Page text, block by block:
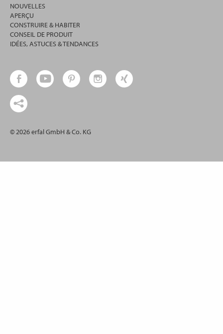
NOUVELLES
APERÇU
CONSTRUIRE & HABITER
CONSEIL DE PRODUIT
IDÉES, ASTUCES & TENDANCES
© 2026 erfal GmbH & Co. KG